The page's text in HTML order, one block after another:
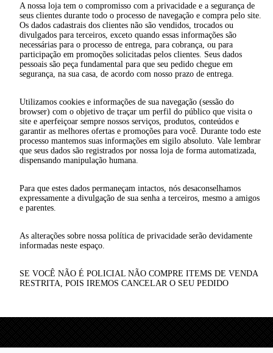
A nossa loja tem o compromisso com a privacidade e a segurança de
seus clientes durante todo o processo de navegação e compra pelo site.
Os dados cadastrais dos clientes não são vendidos, trocados ou
divulgados para terceiros, exceto quando essas informações são
necessárias para o processo de entrega, para cobrança, ou para
participação em promoções solicitadas pelos clientes. Seus dados
pessoais são peça fundamental para que seu pedido chegue em
segurança, na sua casa, de acordo com nosso prazo de entrega.
Utilizamos cookies e informações de sua navegação (sessão do
browser) com o objetivo de traçar um perfil do público que visita o
site e aperfeiçoar sempre nossos serviços, produtos, conteúdos e
garantir as melhores ofertas e promoções para você. Durante todo este
processo mantemos suas informações em sigilo absoluto. Vale lembrar
que seus dados são registrados por nossa loja de forma automatizada,
dispensando manipulação humana.
Para que estes dados permaneçam intactos, nós desaconselhamos
expressamente a divulgação de sua senha a terceiros, mesmo a amigos
e parentes.
As alterações sobre nossa política de privacidade serão devidamente
informadas neste espaço.
SE VOCÊ NÃO É POLICIAL NÃO COMPRE ITEMS DE VENDA
RESTRITA, POIS IREMOS CANCELAR O SEU PEDIDO